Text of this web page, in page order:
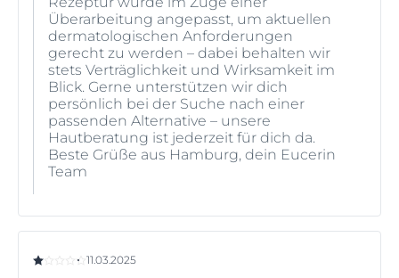
Überarbeitung angepasst, um aktuellen
dermatologischen Anforderungen
gerecht zu werden – dabei behalten wir
stets Verträglichkeit und Wirksamkeit im
Blick. Gerne unterstützen wir dich
persönlich bei der Suche nach einer
passenden Alternative – unsere
Hautberatung ist jederzeit für dich da.
Beste Grüße aus Hamburg, dein Eucerin
Team
11.03.2025